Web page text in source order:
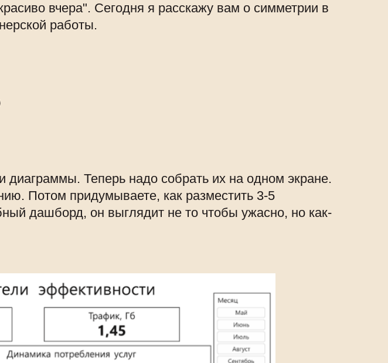
вчера". Сегодня я расскажу вам о симметрии в
работы.
Теперь надо собрать их на одном экране.
Потом придумываете, как разместить 3-5
дашборд, он выглядит не то чтобы ужасно, но как-